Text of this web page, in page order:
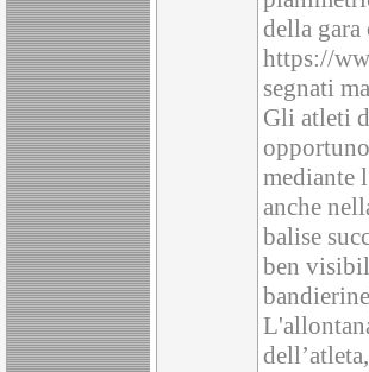
della gara
https://
segnati
Gli atleti
mediante
anche
balise
ben